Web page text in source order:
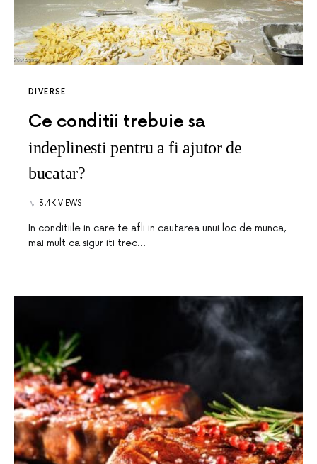
DIVERSE
Ce conditii trebuie sa
indeplinesti pentru a fi ajutor de
bucatar?
3.4K VIEWS
In conditiile in care te afli in cautarea unui loc de munca,
mai mult ca sigur iti trec…